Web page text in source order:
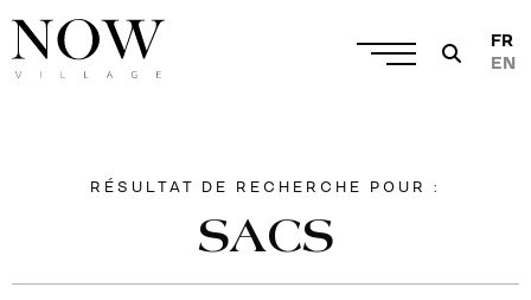
FR
EN
RÉSULTAT DE RECHERCHE POUR :
SACS